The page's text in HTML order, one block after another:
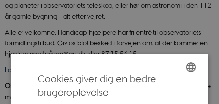
og planeter i observatoriets teleskop, eller hør om astronomi i den 112
år gamle bygning – alt efter vejret.
Alle er velkomne. Handicap-hjælpere har fri entré til observatoriets
formidlingstilbud. Giv os blot besked i forvejen om, at der kommer en
hjælper med på sm@au.dk eller 87 15 54 15.
Læs mere om tilgængelighed
Obs!
Billetter frigives kl. 18.00 den 1. i hver måned for den kommende
måned.
Cookies giver dig en bedre
brugeroplevelse